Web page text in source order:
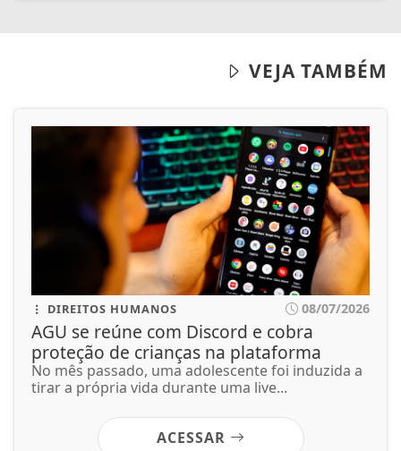
VEJA TAMBÉM
DIREITOS HUMANOS 08/07/2026
AGU se reúne com Discord e cobra
proteção de crianças na plataforma
No mês passado, uma adolescente foi induzida a
tirar a própria vida durante uma live...
ACESSAR